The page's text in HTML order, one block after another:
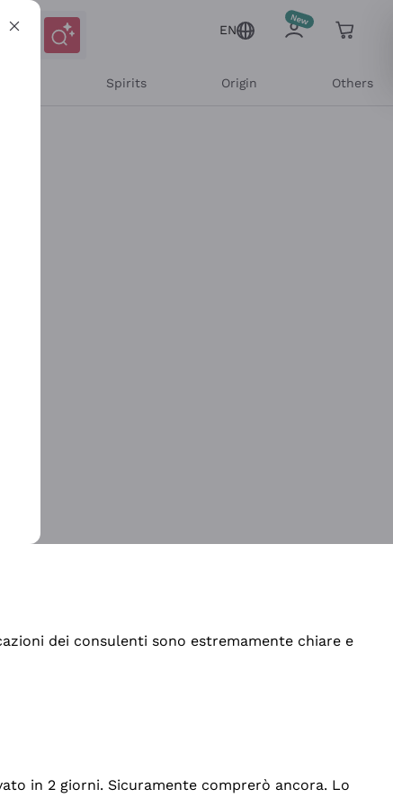
EN
Spirits Origin Others
dei consulenti sono estremamente chiare e
in 2 giorni. Sicuramente comprerò ancora. Lo